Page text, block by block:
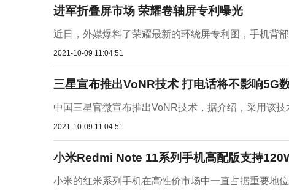
进军折叠屏市场 荣耀卷轴屏专利曝光
近日，外媒爆料了荣耀最新的环绕屏专利图，手机背
2021-10-09 11:04:51
三星宣布推出VoNR技术 打电话将不影响5G
中国三星官微宣布推出VoNR技术，据介绍，采用该
2021-10-09 11:04:51
小米Redmi Note 11系列手机高配版支持
小米的红米系列手机在高性价市场中一直占据重要地